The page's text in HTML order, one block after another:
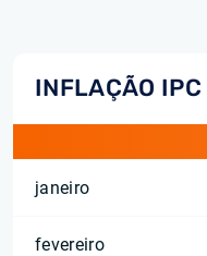
INFLAÇÃO
janeiro
fevereiro